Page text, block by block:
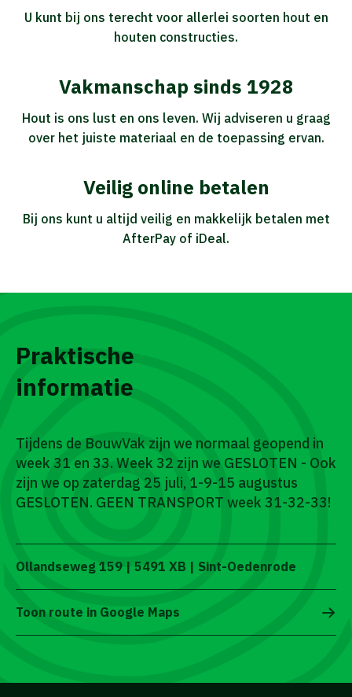
U kunt bij ons terecht voor allerlei soorten hout en
houten constructies.
Vakmanschap sinds 1928
Hout is ons lust en ons leven. Wij adviseren u graag
over het juiste materiaal en de toepassing ervan.
Veilig online betalen
Bij ons kunt u altijd veilig en makkelijk betalen met
AfterPay of iDeal.
Praktische
informatie
Tijdens de BouwVak zijn we normaal geopend in
week 31 en 33. Week 32 zijn we GESLOTEN - Ook
zijn we op zaterdag 25 juli, 1-9-15 augustus
GESLOTEN. GEEN TRANSPORT week 31-32-33!
Ollandseweg 159 | 5491 XB | Sint-Oedenrode
Toon route in Google Maps